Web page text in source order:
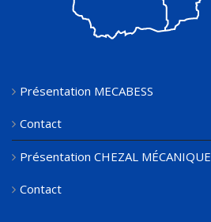
Présentation MECABESS
Contact
Présentation CHEZAL MÉCANIQUE
Contact